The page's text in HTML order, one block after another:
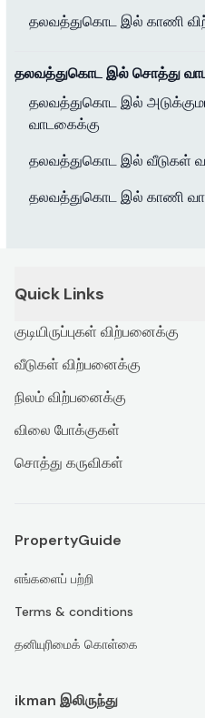
தலவத்துகொட இல் காணி
தலவத்துகொட இல் சொத்து
தலவத்துகொட இல்
வாடகைக்கு
தலவத்துகொட இல் வீடுகள்
தலவத்துகொட இல் காணி
Quick Links
குடியிருப்புகள் விற்பனைக்கு
வீடுகள் விற்பனைக்கு
நிலம் விற்பனைக்கு
விலை போக்குகள்
சொத்து கருவிகள்
PropertyGuide
எங்களைப் பற்றி
Terms & conditions
தனியுரிமைக் கொள்கை
ikman இலிருந்து